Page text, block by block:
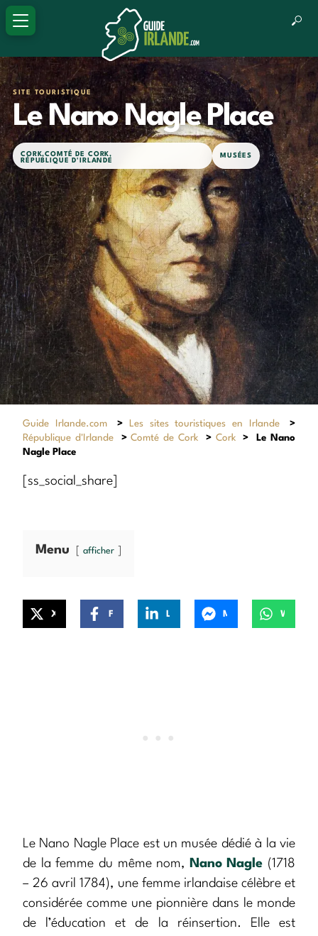
SITE TOURISTIQUE
Le Nano Nagle Place
CORK,COMTÉ DE CORK,
RÉPUBLIQUE D'IRLANDE
MUSÉES
Guide Irlande.com > Les sites touristiques en Irlande
>
République d'Irlande
>Comté de Cork > Cork >
Le Nano
Nagle Place
[ss_social_share]
Menu afficher
Le Nano Nagle Place est un musée dédié à la vie
de la femme du même nom,
Nano Nagle (1718
– 26 avril 1784), une femme irlandaise célèbre et
considérée comme une pionnière dans le monde
de l’éducation et de la réinsertion. Elle est